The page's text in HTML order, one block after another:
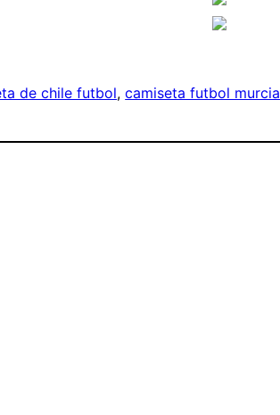
de chile futbol, camiseta futbol murcia